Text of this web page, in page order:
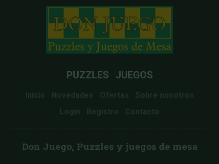
PUZZLES JUEGOS
Inicio Novedades Ofertas
Sobre nosotros
Login
Registro Contacto
Don Juego, Puzzles y juegos de mesa